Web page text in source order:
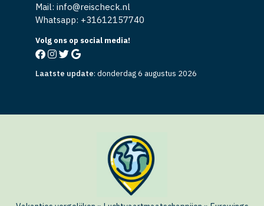
Mail: info@reischeck.nl
Whatsapp: +31612157740
Volg ons op social media!
Laatste update: donderdag 6 augustus 2026